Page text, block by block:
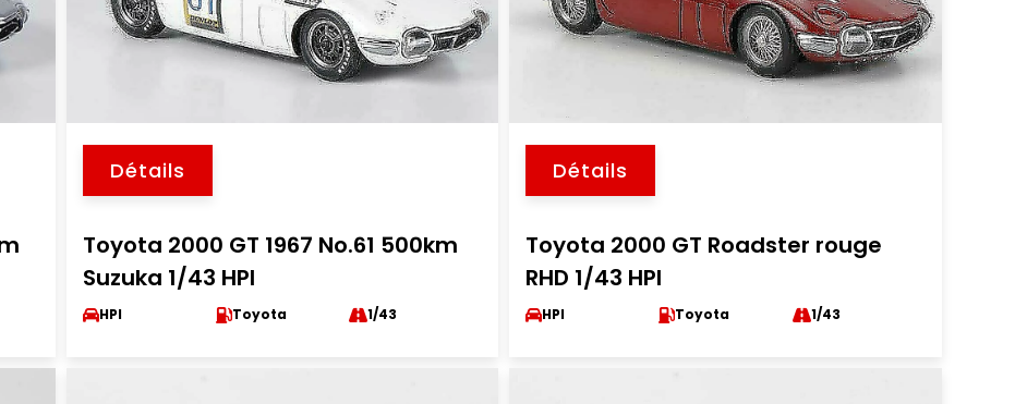
Détails
Toyota 2000 GT 1967 No.61 500km
Suzuka 1/43 HPI
HPI Toyota 1/43
Détails
Toyota 2000 GT Roadster rouge
RHD 1/43 HPI
HPI Toyota 1/43